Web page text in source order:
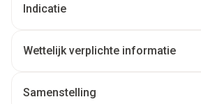
Indicatie
Wettelijk verplichte informatie
Samenstelling